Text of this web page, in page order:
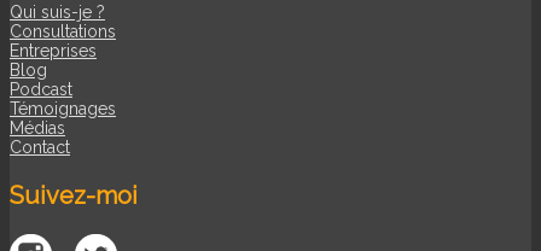
Qui suis-je ?
Consultations
Entreprises
Blog
Podcast
Témoignages
Médias
Contact
Suivez-moi